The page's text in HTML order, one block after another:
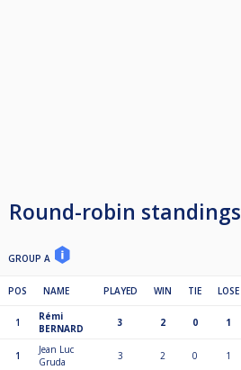
Round-robin standings
GROUP A
POS NAME PLAYED WIN TIE LOSE
1
Rémi
BERNARD
3 2 0 1
1
Jean Luc
Gruda
3 2 0 1